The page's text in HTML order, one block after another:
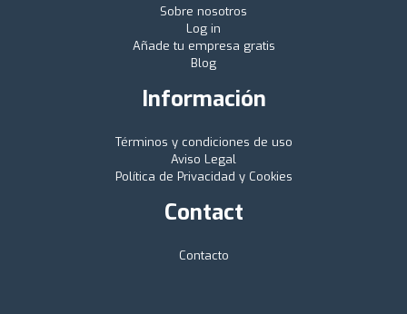
Sobre nosotros
Log in
Añade tu empresa gratis
Blog
Información
Términos y condiciones de uso
Aviso Legal
Política de Privacidad y Cookies
Contact
Contacto